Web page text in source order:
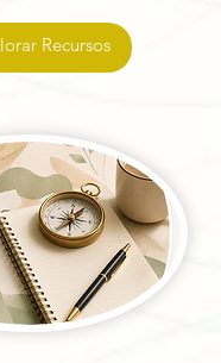
Recursos